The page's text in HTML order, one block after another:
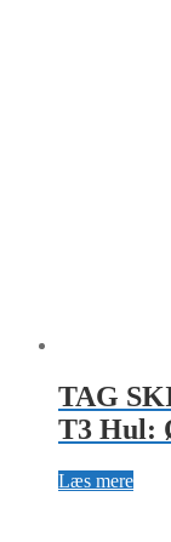
TAG
T3 Hul:
Læs mere